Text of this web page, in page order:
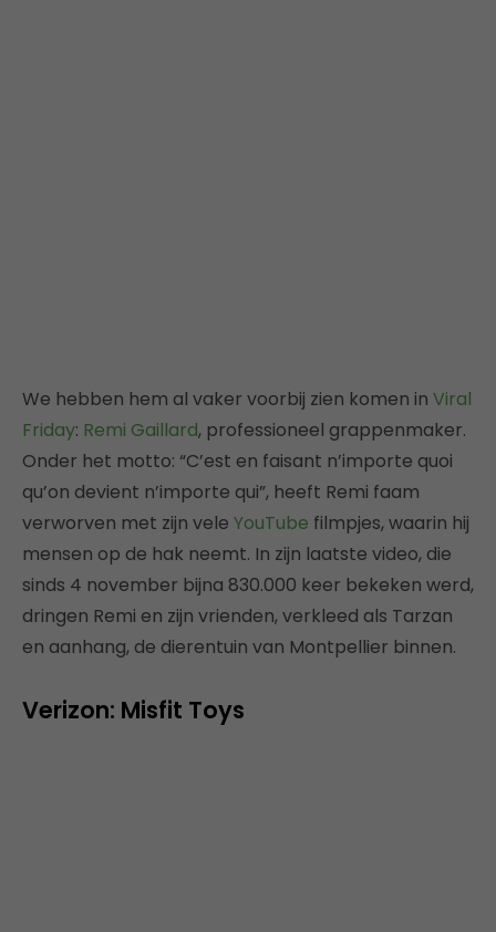
We hebben hem al vaker voorbij zien komen in Viral
Friday: Remi Gaillard, professioneel grappenmaker.
Onder het motto: “C’est en faisant n’importe quoi
qu’on devient n’importe qui”, heeft Remi faam
verworven met zijn vele YouTube filmpjes, waarin hij
mensen op de hak neemt. In zijn laatste video, die
sinds 4 november bijna 830.000 keer bekeken werd,
dringen Remi en zijn vrienden, verkleed als Tarzan
en aanhang, de dierentuin van Montpellier binnen.
Verizon: Misfit Toys